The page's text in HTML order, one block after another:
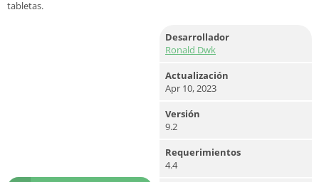
tabletas.
Desarrollador
Ronald Dwk
Actualización
Apr 10, 2023
Versión
9.2
Requerimientos
4.4